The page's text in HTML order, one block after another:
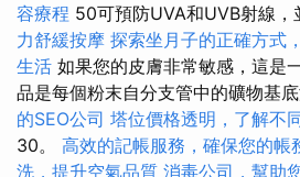
容療程 50可預防UVA和UVB射線，
力舒緩按摩 探索坐月子的正確方式
生活 如果您的皮膚非常敏感，這是
品是每個粉末自分支管中的礦物基
的SEO公司 塔位價格透明，了解不
30。 高效的記帳服務，確保您的帳
洗，提升空氣品質 消毒公司，幫助